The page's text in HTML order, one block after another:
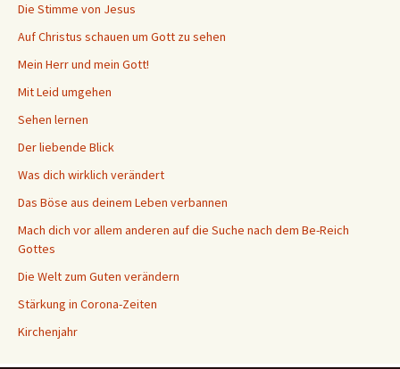
Die Stimme von Jesus
Auf Christus schauen um Gott zu sehen
Mein Herr und mein Gott!
Mit Leid umgehen
Sehen lernen
Der liebende Blick
Was dich wirklich verändert
Das Böse aus deinem Leben verbannen
Mach dich vor allem anderen auf die Suche nach dem Be-Reich
Gottes
Die Welt zum Guten verändern
Stärkung in Corona-Zeiten
Kirchenjahr